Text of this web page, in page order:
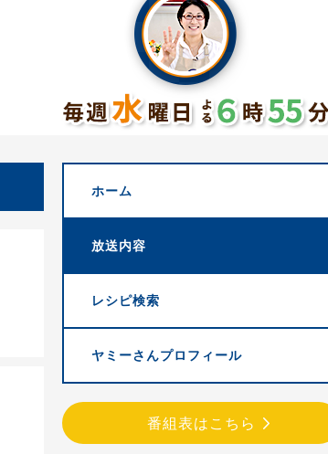
ホーム
放送内容
レシピ検索
ヤミーさんプロフィール
番組表はこちら